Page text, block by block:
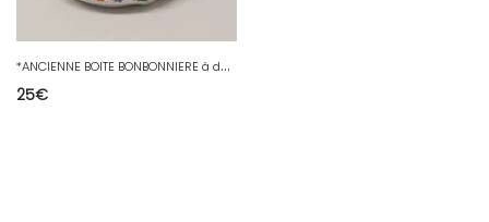
*
ANCIENNE BOITE BONBONNIERE à décor de FLEURS Joseph GOSCINSKI Maître peintre D
25€